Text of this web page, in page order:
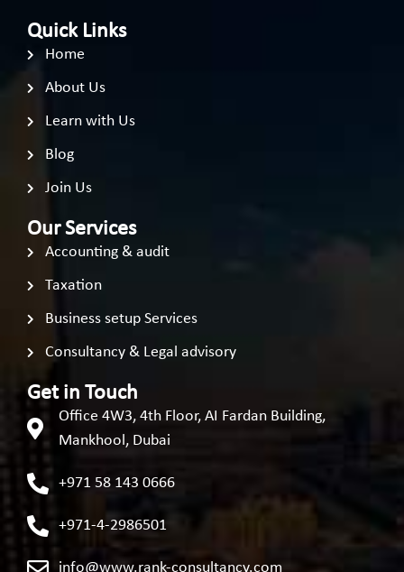
Quick Links
Home
About Us
Learn with Us
Blog
Join Us
Our Services
Accounting & audit
Taxation
Business setup Services
Consultancy & Legal advisory
Get in Touch
Office 4W3, 4th Floor, AI Fardan Building,
Mankhool, Dubai
+971 58 143 0666
+971-4-2986501
info@www.rank-consultancy.com